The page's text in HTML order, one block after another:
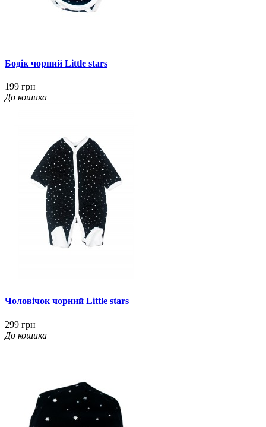
Бодік чорний Little stars
199 грн
До кошика
Чоловічок чорний Little stars
299 грн
До кошика